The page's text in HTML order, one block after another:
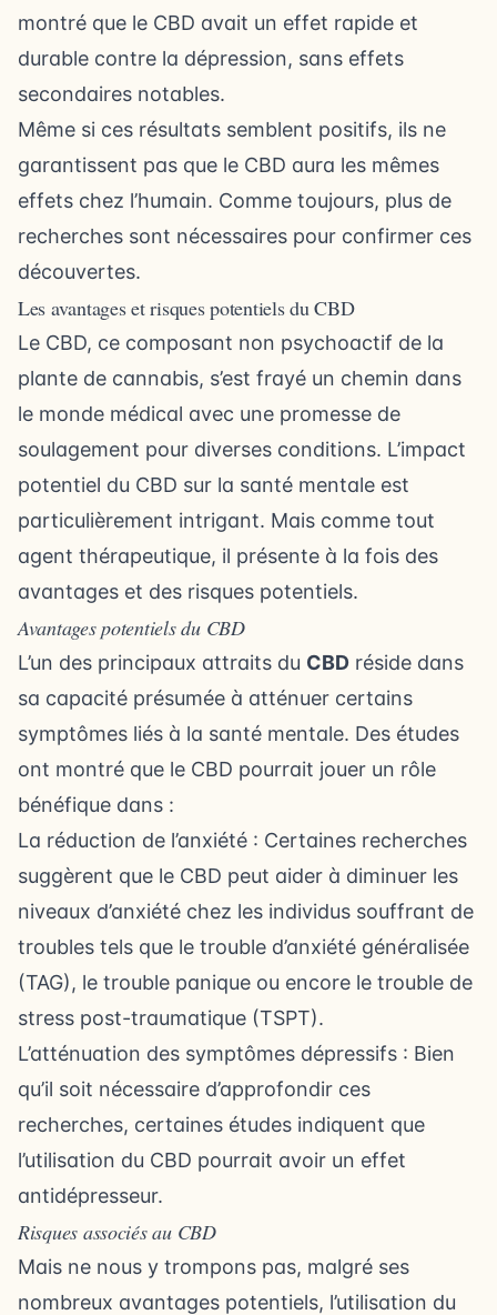
montré que le CBD avait un effet rapide et
durable contre la dépression, sans effets
secondaires notables.
Même si ces résultats semblent positifs, ils ne
garantissent pas que le CBD aura les mêmes
effets chez l’humain. Comme toujours, plus de
recherches sont nécessaires pour confirmer ces
découvertes.
Les avantages et risques potentiels du CBD
Le CBD, ce composant non psychoactif de la
plante de cannabis, s’est frayé un chemin dans
le monde médical avec une promesse de
soulagement pour diverses conditions. L’impact
potentiel du CBD sur la santé mentale est
particulièrement intrigant. Mais comme tout
agent thérapeutique, il présente à la fois des
avantages et des risques potentiels.
Avantages potentiels du CBD
L’un des principaux attraits du CBD réside dans
sa capacité présumée à atténuer certains
symptômes liés à la santé mentale. Des études
ont montré que le CBD pourrait jouer un rôle
bénéfique dans :
La réduction de l’anxiété : Certaines recherches
suggèrent que le CBD peut aider à diminuer les
niveaux d’anxiété chez les individus souffrant de
troubles tels que le trouble d’anxiété généralisée
(TAG), le trouble panique ou encore le trouble de
stress post-traumatique (TSPT).
L’atténuation des symptômes dépressifs : Bien
qu’il soit nécessaire d’approfondir ces
recherches, certaines études indiquent que
l’utilisation du CBD pourrait avoir un effet
antidépresseur.
Risques associés au CBD
Mais ne nous y trompons pas, malgré ses
nombreux avantages potentiels, l’utilisation du